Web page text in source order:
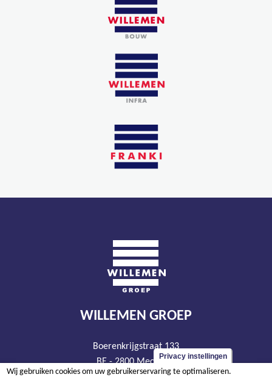
WILLEMEN GROEP
Boerenkrijgstraat 133
BE - 2800 Mechelen
tel +32 15 569 965
Privacy instellingen
Wij gebruiken cookies om uw gebruikerservaring te optimaliseren.